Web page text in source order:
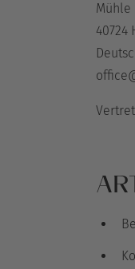
Mühle
40724